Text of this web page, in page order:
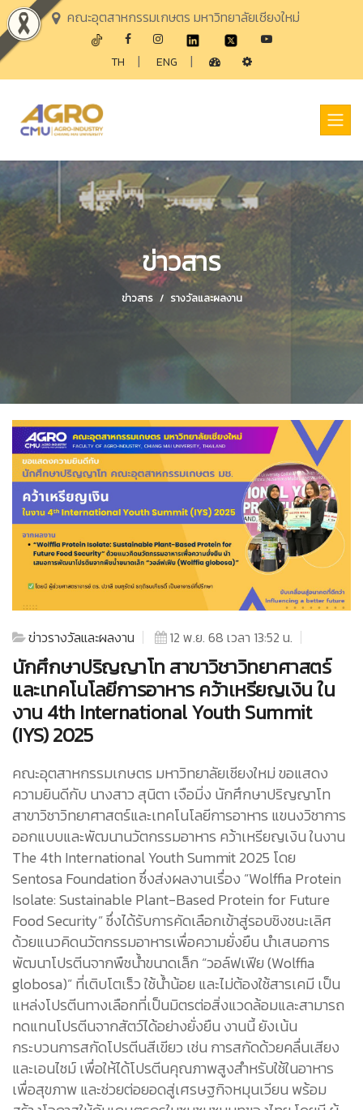
คณะอุตสาหกรรมเกษตร มหาวิทยาลัยเชียงใหม่
TH | ENG |
ข่าวสาร
ข่าวสาร รางวัลและผลงาน
ข่าวรางวัลและผลงาน 12 พ.ย. 68 เวลา 13:52 น.
นักศึกษาปริญญาโท สาขาวิชาวิทยาศาสตร์
และเทคโนโลยีการอาหาร คว้าเหรียญเงิน ใน
งาน 4th International Youth Summit
(IYS) 2025
คณะอุตสาหกรรมเกษตร มหาวิทยาลัยเชียงใหม่ ขอแสดง
ความยินดีกับ นางสาว สุนิตา เจือมิ่ง นักศึกษาปริญญาโท
สาขาวิชาวิทยาศาสตร์และเทคโนโลยีการอาหาร แขนงวิชาการ
ออกแบบและพัฒนานวัตกรรมอาหาร คว้าเหรียญเงิน ในงาน
The 4th International Youth Summit 2025 โดย
Sentosa Foundation ซึ่งส่งผลงานเรื่อง “Wolffia Protein
Isolate: Sustainable Plant-Based Protein for Future
Food Security” ซึ่งได้รับการคัดเลือกเข้าสู่รอบชิงชนะเลิศ
ด้วยแนวคิดนวัตกรรมอาหารเพื่อความยั่งยืน นำเสนอการ
พัฒนาโปรตีนจากพืชน้ำขนาดเล็ก “วอล์ฟเฟีย (Wolffia
globosa)” ที่เติบโตเร็ว ใช้น้ำน้อย และไม่ต้องใช้สารเคมี เป็น
แหล่งโปรตีนทางเลือกที่เป็นมิตรต่อสิ่งแวดล้อมและสามารถ
ทดแทนโปรตีนจากสัตว์ได้อย่างยั่งยืน งานนี้ ยังเน้น
กระบวนการสกัดโปรตีนสีเขียว เช่น การสกัดด้วยคลื่นเสียง
และเอนไซม์ เพื่อให้ได้โปรตีนคุณภาพสูงสำหรับใช้ในอาหาร
เพื่อสุขภาพ และช่วยต่อยอดสู่เศรษฐกิจหมุนเวียน พร้อม